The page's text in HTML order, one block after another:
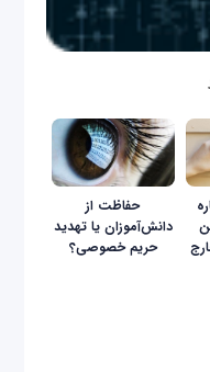
حفاظت از
دانش‌آموزان یا تهدید
حریم خصوصی؟